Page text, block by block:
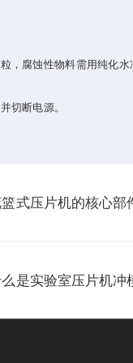
腐蚀性物料需用纯化水
切断电源。
式压片机的核心部
是实验室压片机冲